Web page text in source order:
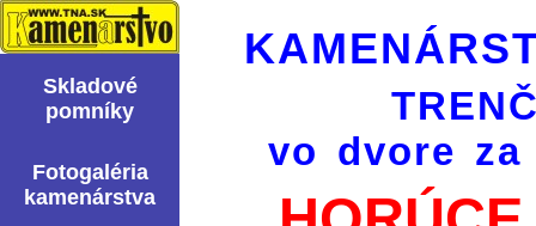
Skladové
pomní­ky
Fotogaléria
kamenárstva
vo dvore za